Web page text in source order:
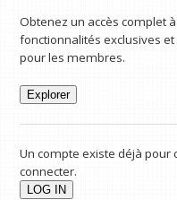
Obtenez un accès complet
fonctionnalités exclusives
pour les membres.
Explorer
Un compte existe déjà pour
connecter.